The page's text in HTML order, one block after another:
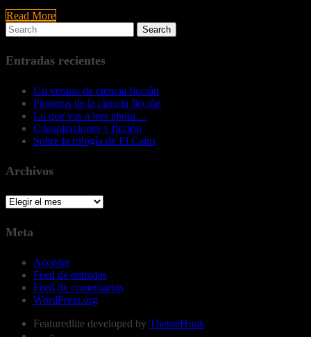
Read More
Entradas recientes
Un verano de ciencia ficción
Pioneros de la ciencia ficción
Lo que vas a leer ahora…
Conspiraciones y ficción
Sobre la trilogía de El Cairo
Archivos
Archivos
Meta
Acceder
Feed de entradas
Feed de comentarios
WordPress.org
Featuredlite developed by ThemeHunk